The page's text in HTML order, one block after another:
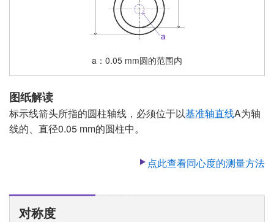
a 0.05 mm圆的范围内
图纸解读
标示线箭头所指的圆柱轴线，必须位于以基准轴直线A为轴
线的、直径0.05 mm的圆柱中。
点此查看同心度的测量方法
对称度